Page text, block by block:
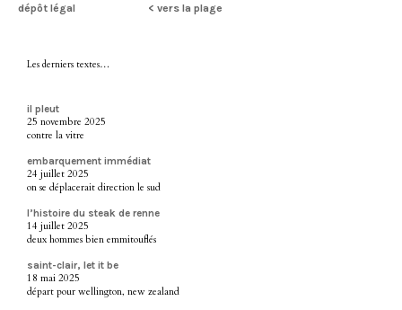
dépôt légal < vers la plage
Les derniers textes…
il pleut
25 novembre 2025
contre la vitre
embarquement immédiat
24 juillet 2025
on se déplacerait direction le sud
l’histoire du steak de renne
14 juillet 2025
deux hommes bien emmitouflés
saint-clair, let it be
18 mai 2025
départ pour wellington, new zealand